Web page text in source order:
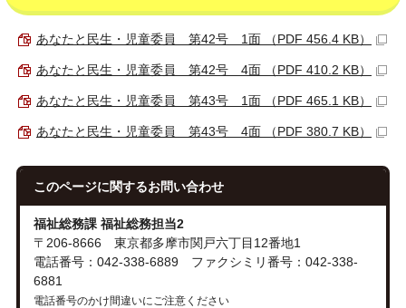
あなたと民生・児童委員 第42号 1面 （PDF 456.4 KB）
あなたと民生・児童委員 第42号 4面 （PDF 410.2 KB）
あなたと民生・児童委員 第43号 1面 （PDF 465.1 KB）
あなたと民生・児童委員 第43号 4面 （PDF 380.7 KB）
このページに関するお問い合わせ
福祉総務課 福祉総務担当2
〒206-8666 東京都多摩市関戸六丁目12番地1
電話番号：042-338-6889 ファクシミリ番号：042-338-
6881
電話番号のかけ間違いにご注意ください